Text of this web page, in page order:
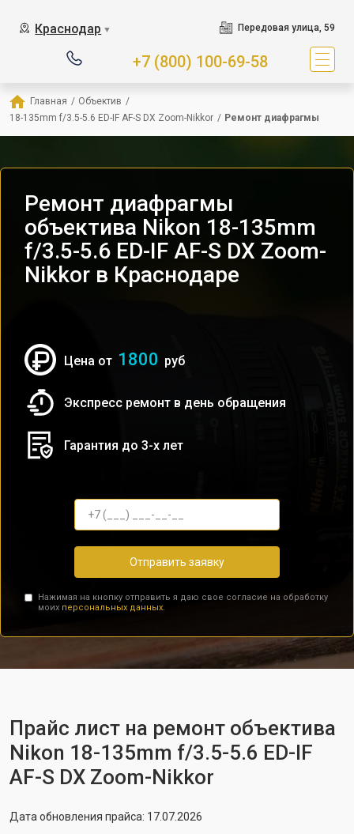
Краснодар ▼ Передовая улица, 59
+7 (800) 100-69-58
Главная / Объектив /
18-135mm f/3.5-5.6 ED-IF AF-S DX Zoom-Nikkor / Ремонт диафрагмы
Ремонт диафрагмы
объектива Nikon 18-135mm
f/3.5-5.6 ED-IF AF-S DX Zoom-
Nikkor в Краснодаре
Цена от 1800 руб
Экспресс ремонт в день обращения
Гарантия до 3-х лет
Отправить заявку
Нажимая на кнопку отправить я даю свое согласие на обработку
моих персональных данных.
Прайс лист на ремонт объектива
Nikon 18-135mm f/3.5-5.6 ED-IF
AF-S DX Zoom-Nikkor
Дата обновления прайса: 17.07.2026